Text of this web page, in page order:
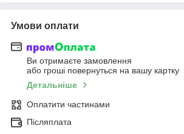
Умови оплати
Ви отримаєте замовлення
або гроші повернуться на вашу картку
Детальніше
Оплатити частинами
Післяплата